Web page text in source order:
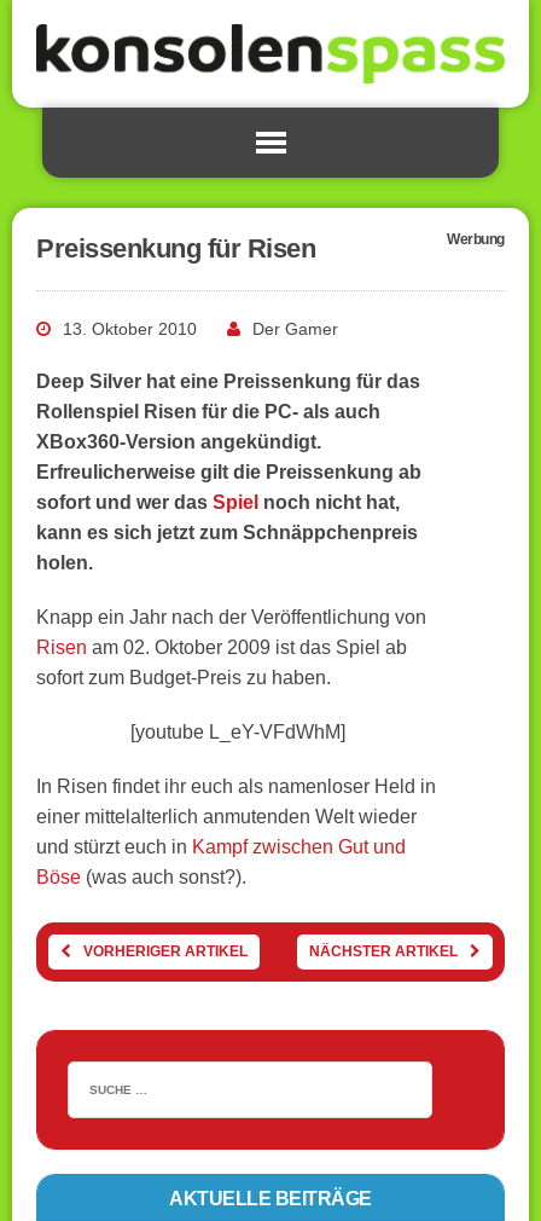
Preissenkung für Risen Werbung
13. Oktober 2010 Der Gamer
Deep Silver hat eine Preissenkung für das
Rollenspiel Risen für die PC- als auch
XBox360-Version angekündigt.
Erfreulicherweise gilt die Preissenkung ab
sofort und wer das Spiel noch nicht hat,
kann es sich jetzt zum Schnäppchenpreis
holen.
Knapp ein Jahr nach der Veröffentlichung von
Risen am 02. Oktober 2009 ist das Spiel ab
sofort zum Budget-Preis zu haben.
[youtube L_eY-VFdWhM]
In Risen findet ihr euch als namenloser Held in
einer mittelalterlich anmutenden Welt wieder
und stürzt euch in Kampf zwischen Gut und
Böse (was auch sonst?).
VORHERIGER ARTIKEL NÄCHSTER ARTIKEL
AKTUELLE BEITRÄGE